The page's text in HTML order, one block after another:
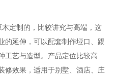
定制的，比较讲究与高端，这
的延伸，可以配套制作垭口、踢
工艺与造型。产品定位比较高
修效果，适用于别墅、酒店、庄